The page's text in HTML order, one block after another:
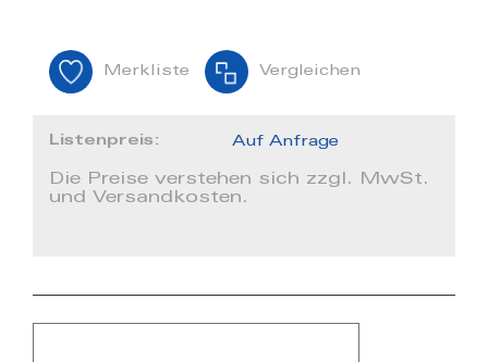
Merkliste Vergleichen
Listenpreis: Auf Anfrage
Die Preise verstehen sich zzgl. MwSt.
und Versandkosten.